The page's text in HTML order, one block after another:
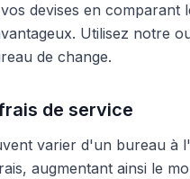
devises en
Utilisez notre
de change.
de service
varier d'un bureau
augmentant ainsi le